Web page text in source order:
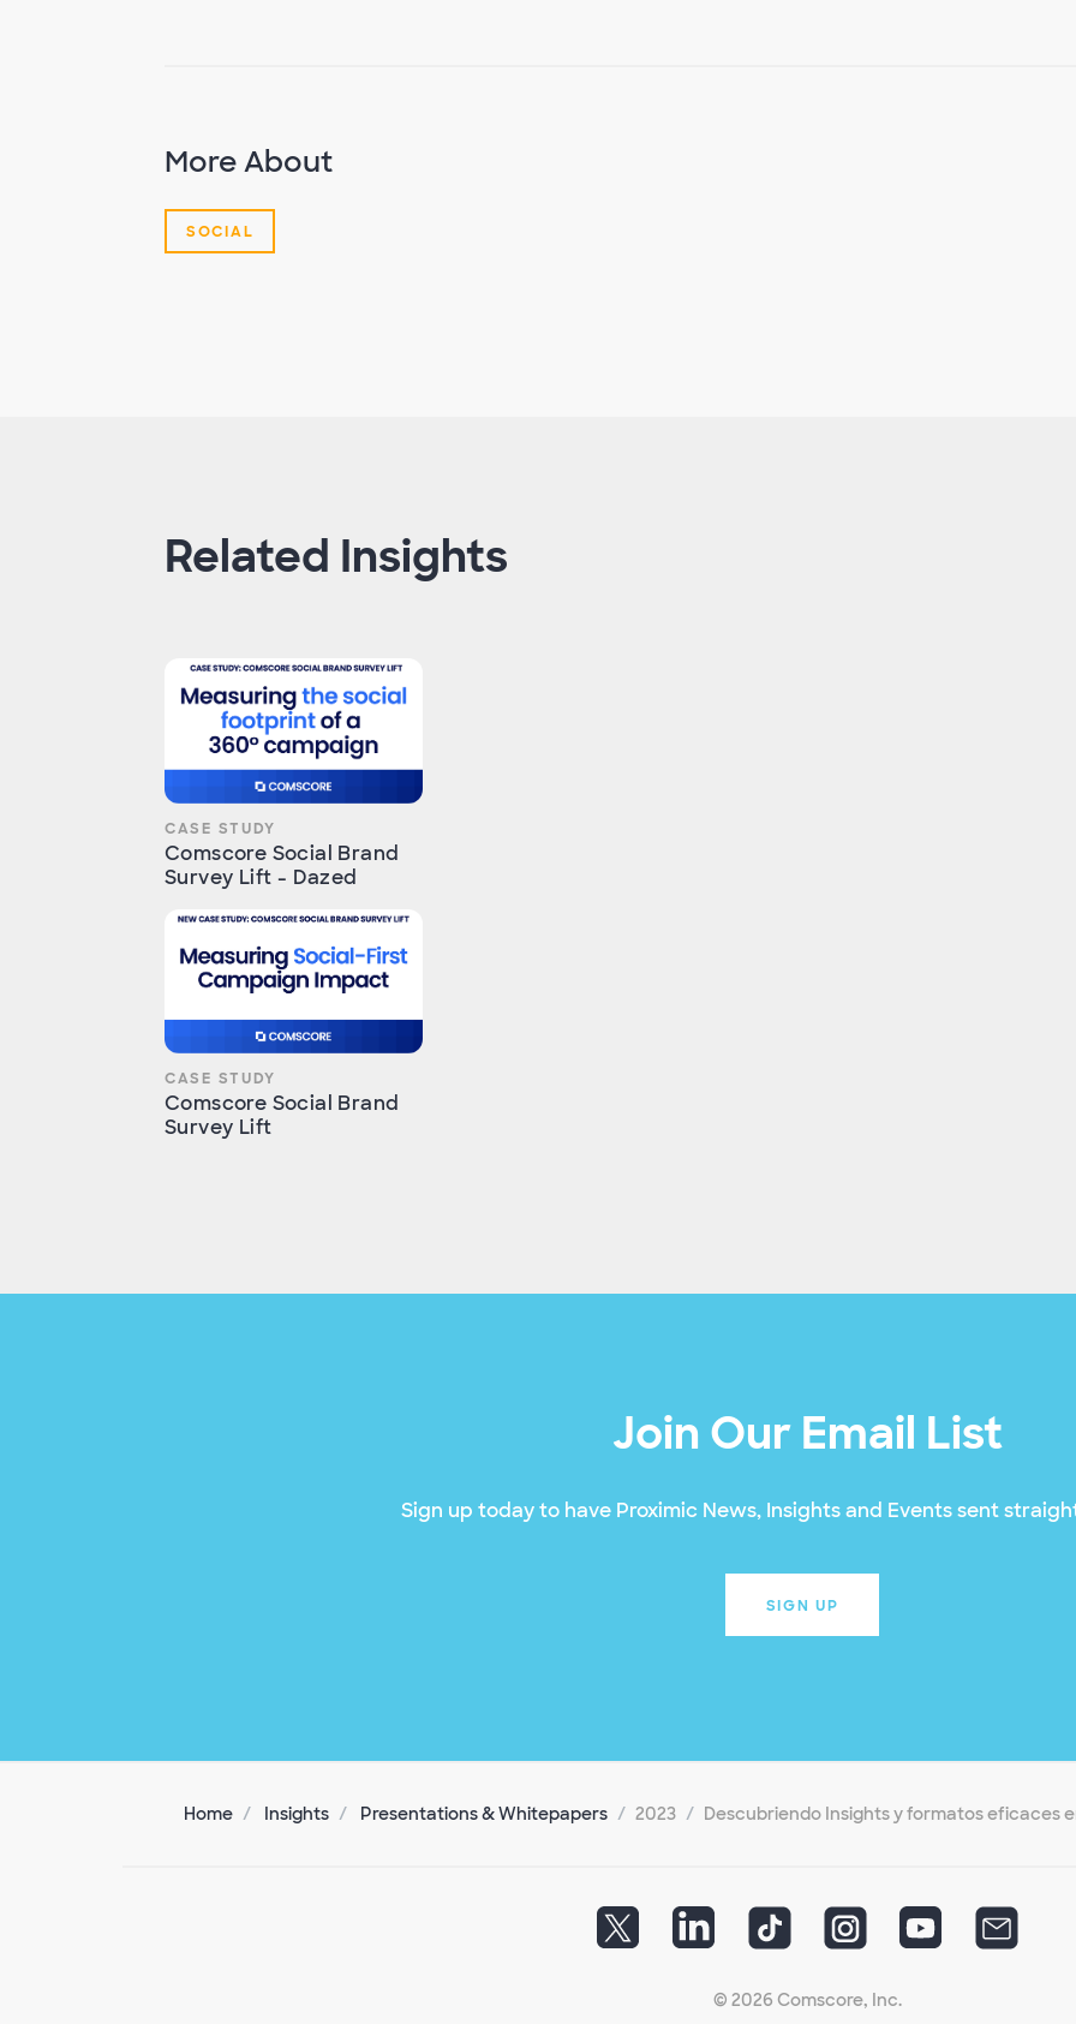
More About
SOCIAL
Related Insights
CASE STUDY
Comscore Social Brand
Survey Lift - Dazed
CASE STUDY
Comscore Social Brand
Survey Lift
Join Our Email List
Sign up today to have Proximic News, Insights and Events sent
SIGN UP
Home Insights Presentations & Whitepapers 2023 Descubriendo Insights y formatos eficaces
© 2026 Comscore, Inc.